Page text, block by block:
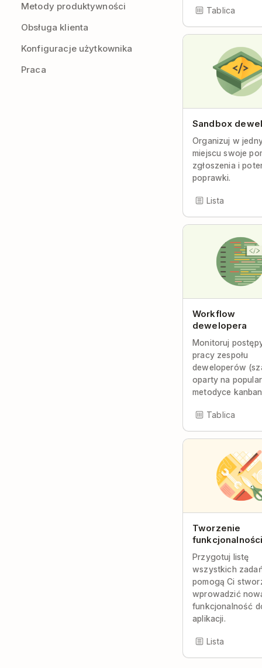
Metody produktywności
Obsługa klienta
Konfiguracje użytkownika
Praca
Tablica
Sandbox
Organizuj w
miejscu swoje
zgłoszenia i
poprawki.
Lista
Workflow
dewelopera
Monitoruj
pracy zespołu
deweloperów
oparty na
metodyce
Tablica
Tworzenie
Przygotuj listę
wszystkich
pomogą Ci
wprowadzić
funkcjonalność
aplikacji.
Lista